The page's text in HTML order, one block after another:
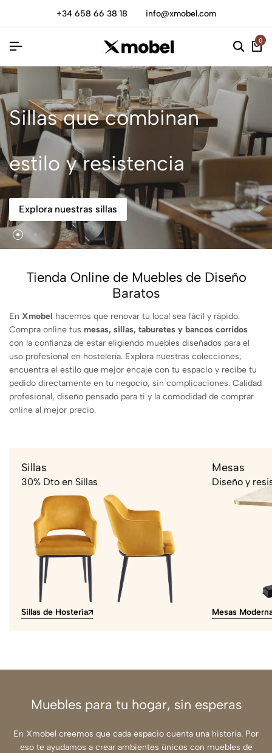
+34 658 66 38 18 info@xmobel.com
0
Sillas que combinan
estilo y resistencia
Explora nuestras sillas
Tienda Online de Muebles de Diseño
Baratos
En Xmobel hacemos que renovar tu local sea fácil y rápido.
Compra online tus mesas, sillas, taburetes y bancos corridos
con la confianza de estar eligiendo muebles diseñados para el
uso profesional en hostelería. Explora nuestras colecciones,
encuentra el estilo que mejor encaje con tu espacio y recibe tu
pedido directamente en tu negocio, sin complicaciones. Calidad
profesional, diseño pensado para ti y la comodidad de comprar
online al mejor precio.
Sillas
30% Dto en Sillas
Sillas de Hostería
Mesas
Diseño y
Mesas
Muebles para tu hogar, sin esperas
En Xmobel creemos que cada espacio cuenta una historia. Por
eso te ayudamos a crear ambientes únicos con muebles de